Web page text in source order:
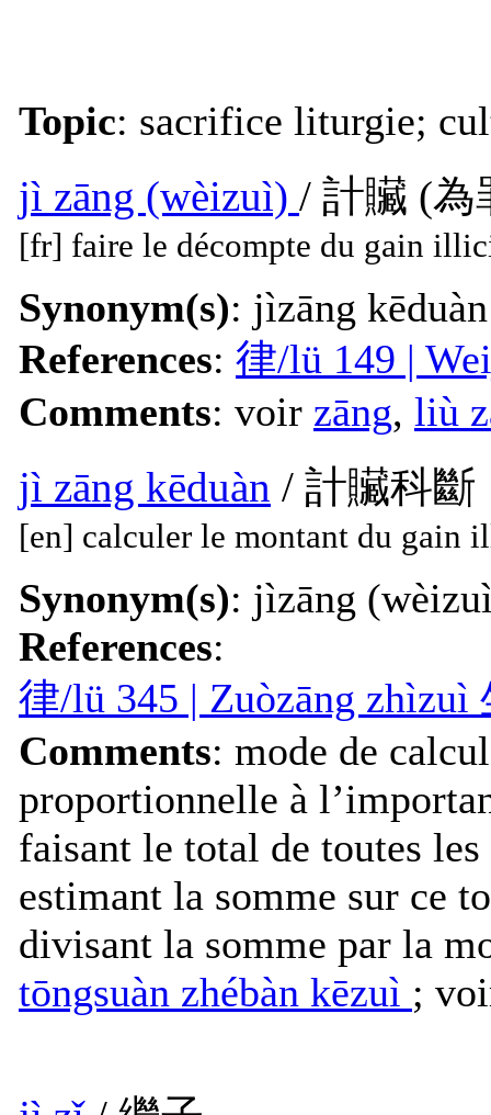
Topic: sacrifice liturgie;
jì zāng (wèizuì) / 計贜 (為
[fr] faire le décompte du gain
Synonym(s): jìzāng kēduàn
References: 律/lü 149 |
Comments: voir zāng, liù
jì zāng kēduàn / 計贜科斷
[en] calculer le montant du gain
Synonym(s): jìzāng
References:
律/lü 345 | Zuòzāng zhìzuì
Comments: mode de
proportionnelle à
faisant le total de toutes
estimant la somme sur ce
divisant la somme par la
tōngsuàn zhébàn kēzuì ;